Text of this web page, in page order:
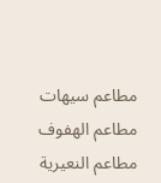
مطاعم سيهات
مطاعم الهفوف
مطاعم النعيرية